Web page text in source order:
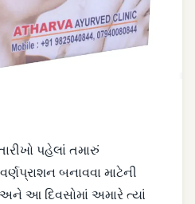
પહેલાં તમારું
બનાવવા માટેની
આ દિવસોમાં અમારે ત્યાં